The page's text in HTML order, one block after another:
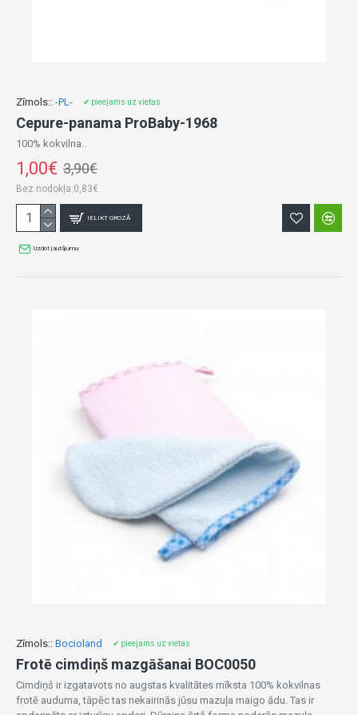
Zīmols:: -PL- ✔ pieejams uz vietas
Cepure-panama ProBaby-1968
100% kokvilna..
1,00€ 3,90€
Bez nodokļa:0,83€
IELIKT GROZĀ
Uzdot jautājumu
Zīmols:: Bocioland ✔ pieejams uz vietas
Frotē cimdiņš mazgāšanai BOC0050
Cimdiņš ir izgatavots no augstas kvalitātes mīksta 100% kokvilnas
frotē auduma, tāpēc tas nekairinās jūsu mazuļa maigo ādu. Tas ir